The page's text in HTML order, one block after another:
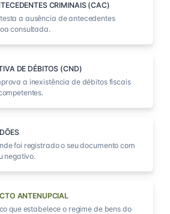
CRIMINAIS (CAC)
a ausência de antecedentes
consultada.
DE DÉBITOS (CND)
a inexistência de débitos fiscais
foi registrado o seu documento com
negativo.
ANTENUPCIAL
que estabelece o regime de bens do